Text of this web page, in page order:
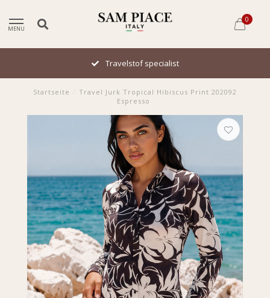
MENU
0
Travelstof specialist
Startseite
Travel Jurk Tropical Hibiscus Print 202092
Espresso